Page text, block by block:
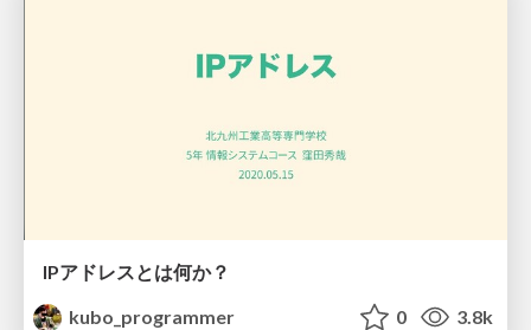
IPアドレスとは何か？
kubo_programmer
0 3.8k